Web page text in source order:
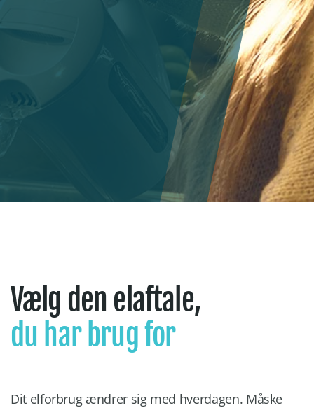
Vælg den elaftale,
du har brug for
Dit elforbrug ændrer sig med hverdagen. Måske